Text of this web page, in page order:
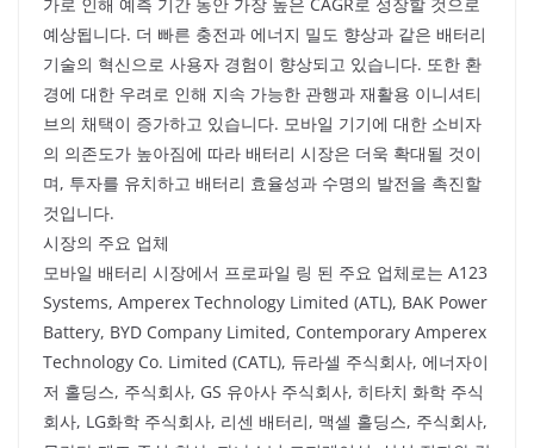
예상됩니다. 더 빠른 충전과 에너지 밀도 향상과 같은 배터리
기술의 혁신으로 사용자 경험이 향상되고 있습니다. 또한 환
경에 대한 우려로 인해 지속 가능한 관행과 재활용 이니셔티
브의 채택이 증가하고 있습니다. 모바일 기기에 대한 소비자
의 의존도가 높아짐에 따라 배터리 시장은 더욱 확대될 것이
며, 투자를 유치하고 배터리 효율성과 수명의 발전을 촉진할
것입니다.
시장의 주요 업체
모바일 배터리 시장에서 프로파일 링 된 주요 업체로는 A123
Systems, Amperex Technology Limited (ATL), BAK Power
Battery, BYD Company Limited, Contemporary Amperex
Technology Co. Limited (CATL), 듀라셀 주식회사, 에너자이
저 홀딩스, 주식회사, GS 유아사 주식회사, 히타치 화학 주식
회사, LG화학 주식회사, 리센 배터리, 맥셀 홀딩스, 주식회사,